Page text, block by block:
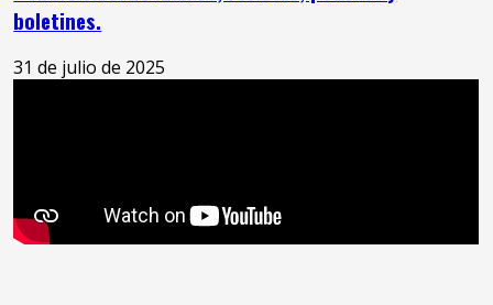
boletines.
31 de julio de 2025